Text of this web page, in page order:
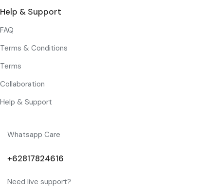
Help & Support
FAQ
Terms & Conditions
Terms
Collaboration
Help & Support
Whatsapp Care
+62817824616
Need live support?